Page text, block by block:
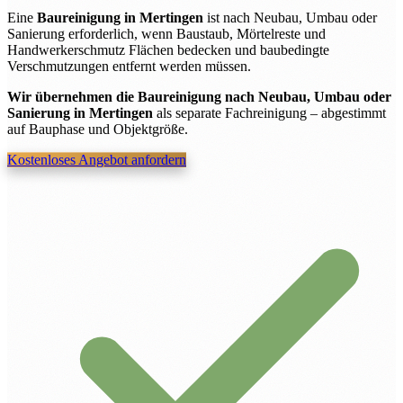
Eine Baureinigung in Mertingen ist nach Neubau, Umbau oder
Sanierung erforderlich, wenn Baustaub, Mörtelreste und
Handwerkerschmutz Flächen bedecken und baubedingte
Verschmutzungen entfernt werden müssen.
Wir übernehmen die Baureinigung nach Neubau, Umbau oder
Sanierung in Mertingen als separate Fachreinigung – abgestimmt
auf Bauphase und Objektgröße.
Kostenloses Angebot anfordern